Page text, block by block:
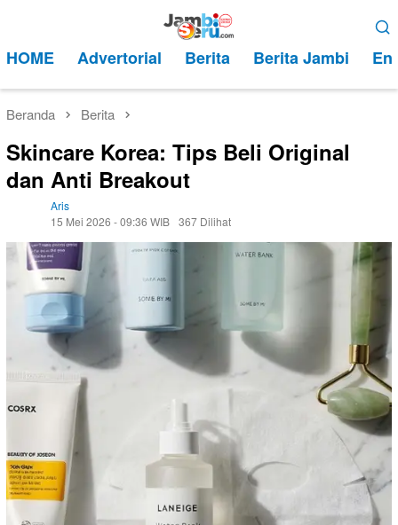
kontenMobile
HOME Advertorial Berita Berita Jambi
Beranda Berita
Skincare Korea: Tips Beli Original
dan Anti Breakout
Aris
15 Mei 2026 - 09:36 WIB 367 Dilihat